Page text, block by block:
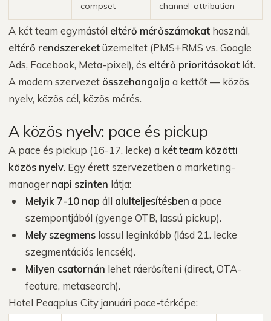
compset
channel-attribution
A két team egymástól eltérő mérőszámokat használ,
eltérő rendszereketüzemeltet (PMS+RMS vs. Google
Ads, Facebook, Meta-pixel), és eltérő prioritásokat lát.
A modern szervezet összehangolja a kettőt — közös
nyelv, közös cél, közös mérés.
A közös nyelv: pace és pickup
A pace és pickup (16-17. lecke) a két team közötti
közös nyelv. Egy érett szervezetben a marketing-
managernapi szinten látja:
Melyik 7-10 nap áll alulteljesítésben a pace
szempontjából (gyenge OTB, lassú pickup).
Mely szegmens lassul leginkább (lásd 21. lecke
szegmentációs lencsék).
Milyen csatornán lehet ráerősíteni (direct, OTA-
feature, metasearch).
Hotel Peaqplus City januári pace-térképe: